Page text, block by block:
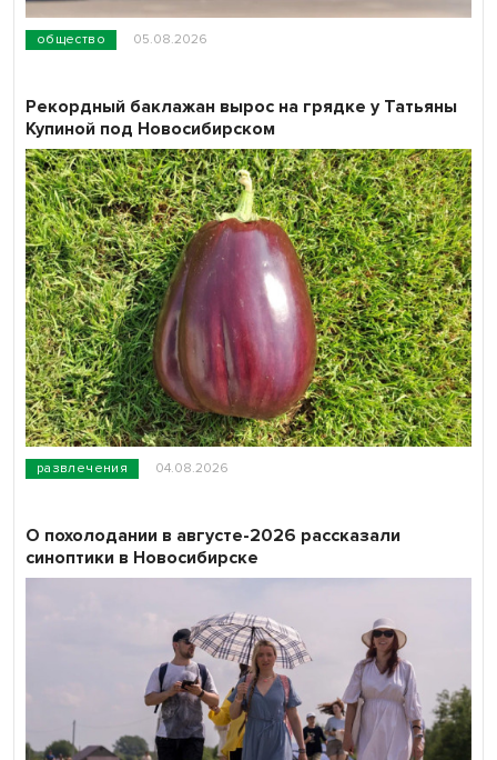
общество 05.08.2026
развлечения 04.08.2026
Рекордный баклажан вырос на грядке у Татьяны
Купиной под Новосибирском
О похолодании в августе-2026 рассказали
синоптики в Новосибирске